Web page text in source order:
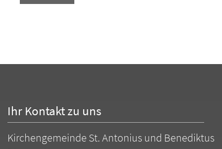
Ihr Kontakt zu uns
Kirchengemeinde St. Antonius und Benediktus